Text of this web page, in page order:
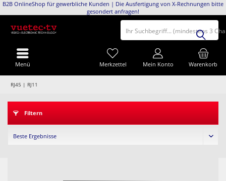
B2B OnlineShop für gewerbliche Kunden | Die Ausfertigung von X-Rechnungen bitte
gesondert anfragen!
Ihr Suchbegriff... (mindestens 3
Warenkorb
Merkzettel Mein Konto
Menü
RJ45 | RJ11
Filtern